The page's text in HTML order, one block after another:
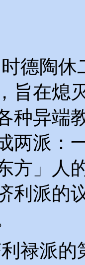
时德陶
旨在熄
种异端
两派：
东方」人
利派的
利禄派